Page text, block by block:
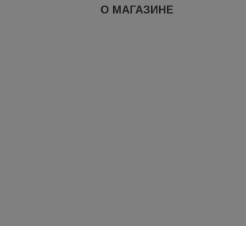
О МАГАЗИНЕ